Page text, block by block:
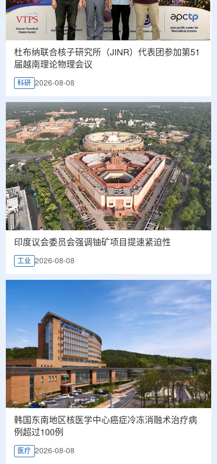
杜布纳联合核子研究所（JINR）代表团参加第51
届越南理论物理会议
科研 2026-08-08
印度议会委员会强调铀矿项目提速紧迫性
工业 2026-08-08
韩国东南地区核医学中心癌症冷冻消融术治疗病
例超过100例
医疗 2026-08-08